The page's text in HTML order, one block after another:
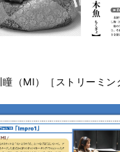
（MI）［ストリーミン